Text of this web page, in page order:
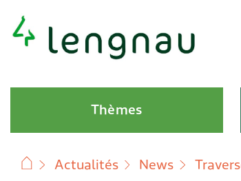
Navigation rapide
Hauptnavigation
Thèmes
Actualités News